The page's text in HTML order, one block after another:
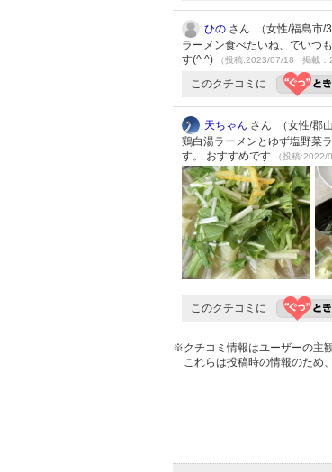
ひの さん （女性/福島市/
ラーメン食べたいね、でいつ
す(^ ^)
（投稿:2023/07/18 掲載：
このクチコミに
天ちゃん さん （女性/郡
鶏白湯ラーメンとゆず塩野菜
す。 おすすめです
（投稿
このクチコミに
※クチコミ情報はユーザーの主
これらは投稿時の情報のため